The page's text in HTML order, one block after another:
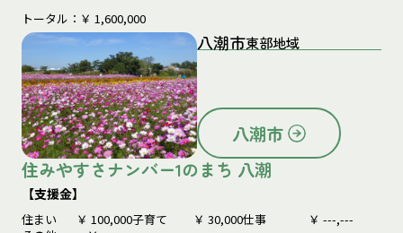
トータル：￥ 1,600,000
八潮市東部地域
八潮市
住みやすさナンバー1のまち 八潮
【支援金】
住まい ￥ 100,000子育て ￥ 30,000仕事 ￥ ---,---